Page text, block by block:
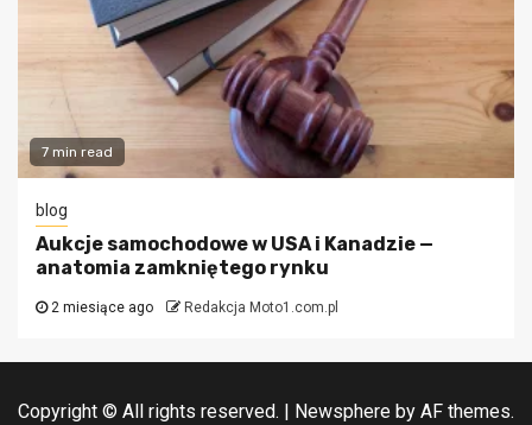
7 min read
blog
Aukcje samochodowe w USA i Kanadzie —
anatomia zamkniętego rynku
2 miesiące ago Redakcja Moto1.com.pl
Copyright © All rights reserved. Newsphere by AF themes.